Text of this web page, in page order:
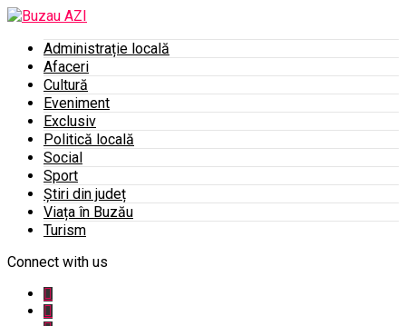
Administrație locală
Afaceri
Cultură
Eveniment
Exclusiv
Politică locală
Social
Sport
Știri din județ
Viața în Buzău
Turism
Connect with us